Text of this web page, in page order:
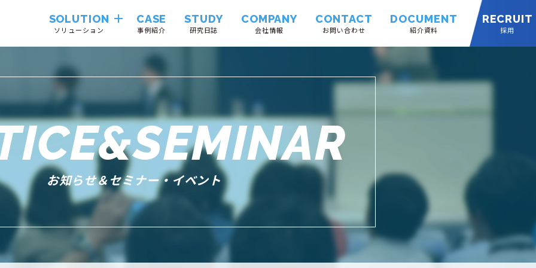
SOLUTION
ソリューション
Hinemos
VendorTrustLink
System
Integration
Cloudii
CASE
事例紹介
STUDY
研究日誌
COMPANY
会社情報
CONTACT
お問い合わせ
DOCUMENT
紹介資料
RECRUIT
採用
お知らせ＆セミナー・イベント